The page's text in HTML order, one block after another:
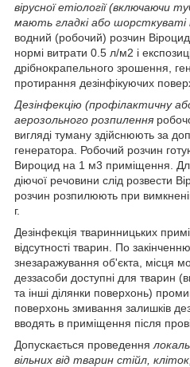
вірусної етіології (включаючи
мають гладкі або шорсткуваті
водний (робочий) розчин
нормі витрати 0.5 л/м2 і
дрібнокрапельного зрошення,
протирання дезінфікуючих
Дезінфекцію (профілактичну
аерозольного розпилення
вигляді туману здійснюють за
генератора. Робочий розчин
Вироцид на 1 м3 приміщення.
діючої речовини слід розвести
розчин розпилюють при
г.
Дезінфекція тваринницьких
відсутності тварин. По
знезаражування об'єкта, місця
деззасоби доступні для тварин
та інші ділянки поверхонь)
поверхонь змивання залишків
вводять в приміщення після
Допускається проведення
вільних від тварин стійл,